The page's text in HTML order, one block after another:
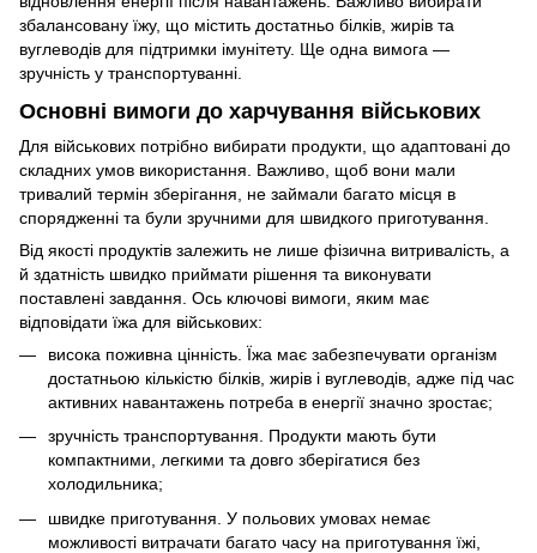
збалансовану їжу, що містить достатньо білків, жирів та
вуглеводів для підтримки імунітету. Ще одна вимога —
зручність у транспортуванні.
Основні вимоги до харчування військових
Для військових потрібно вибирати продукти, що адаптовані до
складних умов використання. Важливо, щоб вони мали
тривалий термін зберігання, не займали багато місця в
спорядженні та були зручними для швидкого приготування.
Від якості продуктів залежить не лише фізична витривалість, а
й здатність швидко приймати рішення та виконувати
поставлені завдання. Ось ключові вимоги, яким має
відповідати їжа для військових:
висока поживна цінність. Їжа має забезпечувати організм
достатньою кількістю білків, жирів і вуглеводів, адже під час
активних навантажень потреба в енергії значно зростає;
зручність транспортування. Продукти мають бути
компактними, легкими та довго зберігатися без
холодильника;
швидке приготування. У польових умовах немає
можливості витрачати багато часу на приготування їжі,